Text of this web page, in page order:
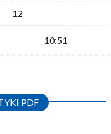
12
10:51
PDF